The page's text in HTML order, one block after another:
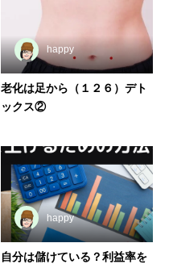
happy
老化は足から（１２６）デト
ックス②
happy
自分は儲けている？利益率を